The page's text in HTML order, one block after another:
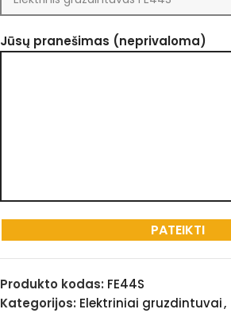
Jūsų pranešimas (neprivaloma)
Produkto kodas: FE44S
Kategorijos: Elektriniai gruzdintuvai,